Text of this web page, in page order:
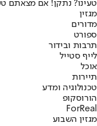
טעינו? נתקן! אם מצאתם
מגזין
מדורים
ספורט
תרבות ובידור
לייף סטייל
אוכל
תיירות
טכנולוגיה ומדע
הורוסקופ
ForReal
מגזין השבוע